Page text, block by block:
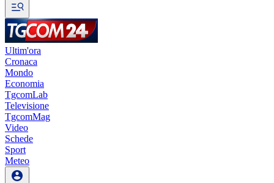
Ultim'ora
Cronaca
Mondo
Economia
TgcomLab
Televisione
TgcomMag
Video
Schede
Sport
Meteo